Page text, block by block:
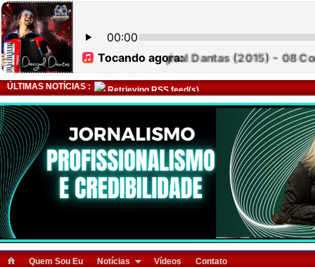
ÚLTIMAS NOTÍCIAS : Retrieving RSS feed(s)
Quem Sou Eu Notícias Vídeos Contato